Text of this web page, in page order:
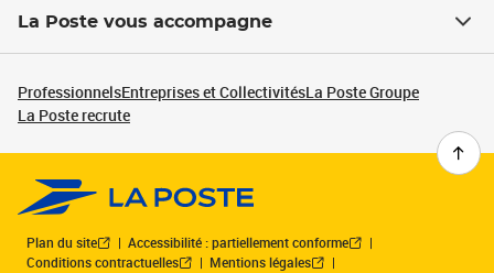
La Poste vous accompagne
ProfessionnelsEntreprises et CollectivitésLa Poste Groupe
La Poste recrute
Plan du site
Accessibilité : partiellement conforme
Conditions contractuelles
Mentions légales